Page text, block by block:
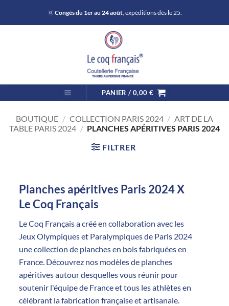
🌞Congés du 1er au 24 août, expéditions dès le 25.
PANIER / 0,00 €
BOUTIQUE / COLLECTION PARIS 2024 / ART DE LA
TABLE PARIS 2024 / PLANCHES APÉRITIVES PARIS 2024
FILTRER
Planches apéritives Paris 2024 X
Le Coq Français
Le Coq Français a créé en collaboration avec les
Jeux Olympiques et Paralympiques de Paris 2024
une collection de planches en bois fabriquées en
France. Découvrez nos modèles de planches
apéritives autour desquelles vous réunir pour
soutenir l'équipe de France et tous les athlètes en
célébrant la fabrication française et artisanale.